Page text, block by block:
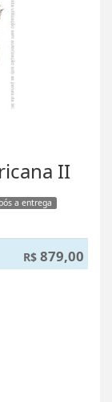
II
a entrega
R$ 879,00